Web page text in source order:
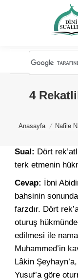
4
You are here:
Anasayfa Nafile
Sual: Dört
terk etmenin
Cevap: İbni
bahsinin
farzdır. Dört
oturuş
edilmesi ile
Muhammed’in
Lâkin
Yusuf’a göre